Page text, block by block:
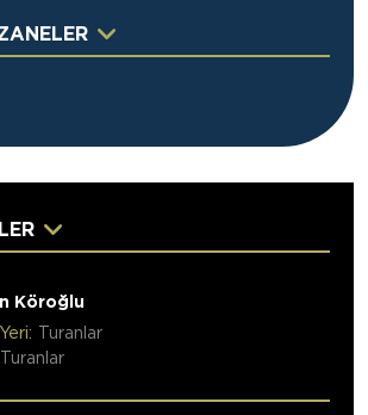
Köroğlu
Turanlar
Turanlar